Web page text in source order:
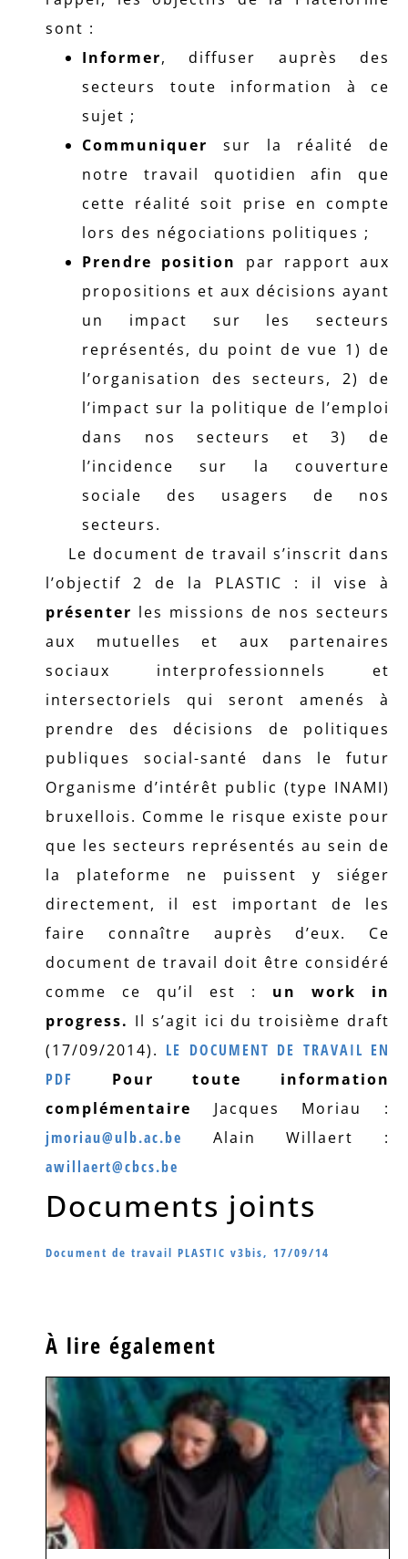
sont :
Informer, diffuser auprès des
secteurs toute information à ce
sujet ;
Communiquer sur la réalité de
notre travail quotidien afin que
cette réalité soit prise en compte
lors des négociations politiques ;
Prendre position
par rapport aux
propositions et aux décisions ayant
un impact sur les secteurs
représentés, du point de vue 1) de
l’organisation des secteurs, 2) de
l’impact sur la politique de l’emploi
dans nos secteurs et 3) de
l’incidence sur la couverture
sociale des usagers de nos
secteurs.
Le document de travail s’inscrit dans
l’objectif 2 de la PLASTIC : il vise à
présenter les missions de nos secteurs
aux mutuelles et aux partenaires
sociaux interprofessionnels et
intersectoriels qui seront amenés à
prendre des décisions de politiques
publiques social-santé dans le futur
Organisme d’intérêt public (type INAMI)
bruxellois. Comme le risque existe pour
que les secteurs représentés au sein de
la plateforme ne puissent y siéger
directement, il est important de les
faire connaître auprès d’eux. Ce
document de travail doit être considéré
comme ce qu’il est :
un work in
progress. Il s’agit ici du troisième draft
(17/09/2014). LE DOCUMENT DE TRAVAIL EN
PDF
Pour toute information
complémentaire
Jacques Moriau :
jmoriau@ulb.ac.be Alain Willaert :
awillaert@cbcs.be
Documents joints
Document de travail PLASTIC v3bis, 17/09/14
À lire également